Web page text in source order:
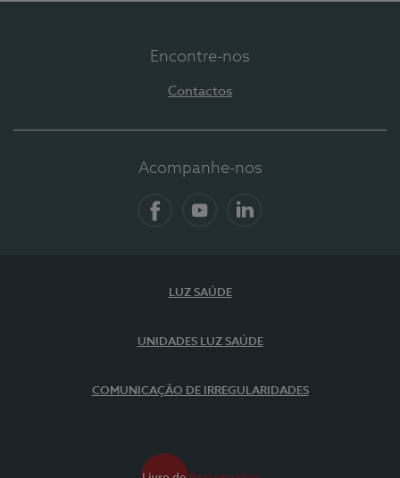
Encontre-nos
Contactos
Acompanhe-nos
LUZ SAÚDE
UNIDADES LUZ SAÚDE
COMUNICAÇÃO DE IRREGULARIDADES